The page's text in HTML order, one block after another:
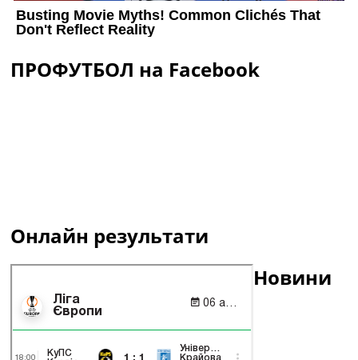
ПРОФУТБОЛ на Facebook
Онлайн результати
Новини